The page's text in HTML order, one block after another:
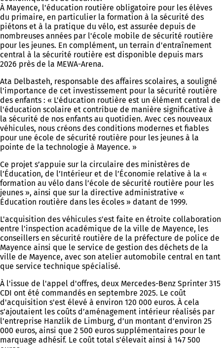
À Mayence, l'éducation routière obligatoire pour les élèves
du primaire, en particulier la formation à la sécurité des
piétons et à la pratique du vélo, est assurée depuis de
nombreuses années par l'école mobile de sécurité routière
pour les jeunes. En complément, un terrain d'entraînement
central à la sécurité routière est disponible depuis mars
2026 près de la MEWA-Arena.
Ata Delbasteh, responsable des affaires scolaires, a souligné
l'importance de cet investissement pour la sécurité routière
des enfants : « L'éducation routière est un élément central de
l'éducation scolaire et contribue de manière significative à
la sécurité de nos enfants au quotidien. Avec ces nouveaux
véhicules, nous créons des conditions modernes et fiables
pour une école de sécurité routière pour les jeunes à la
pointe de la technologie à Mayence. »
Ce projet s’appuie sur la circulaire des ministères de
l’Éducation, de l’Intérieur et de l’Économie relative à la «
formation au vélo dans l’école de sécurité routière pour les
jeunes », ainsi que sur la directive administrative «
Éducation routière dans les écoles » datant de 1999.
L'acquisition des véhicules s'est faite en étroite collaboration
entre l'inspection académique de la ville de Mayence, les
conseillers en sécurité routière de la préfecture de police de
Mayence ainsi que le service de gestion des déchets de la
ville de Mayence, avec son atelier automobile central en tant
que service technique spécialisé.
À l'issue de l'appel d'offres, deux Mercedes-Benz Sprinter 315
CDI ont été commandés en septembre 2025. Le coût
d'acquisition s'est élevé à environ 120 000 euros. À cela
s’ajoutaient les coûts d’aménagement intérieur réalisés par
l’entreprise Hanzlik de Limburg, d’un montant d’environ 25
000 euros, ainsi que 2 500 euros supplémentaires pour le
marquage adhésif. Le coût total s’élevait ainsi à 147 500